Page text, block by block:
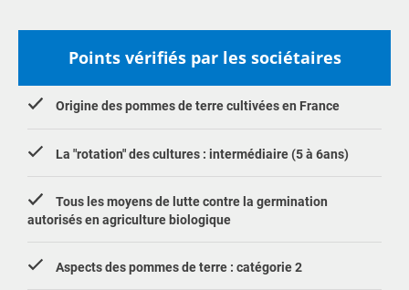
Points vérifiés par les sociétaires
Origine des pommes de terre cultivées en France
La "rotation" des cultures : intermédiaire (5 à 6ans)
Tous les moyens de lutte contre la germination
autorisés en agriculture biologique
Aspects des pommes de terre : catégorie 2